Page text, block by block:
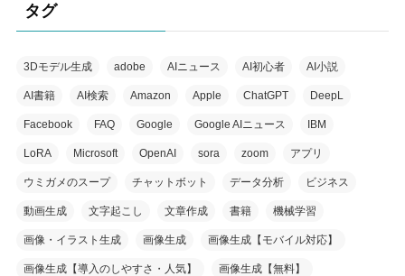
タグ
3Dモデル生成 adobe AIニュース AI初心者 AI小説
AI書籍 AI検索 Amazon Apple ChatGPT DeepL
Facebook FAQ Google Google AIニュース IBM
LoRA Microsoft OpenAI sora zoom アプリ
ウミガメのスープ チャットボット データ分析 ビジネス
動画生成 文字起こし 文章作成 書籍 機械学習
画像・イラスト生成 画像生成 画像生成【モバイル対応】
画像生成【導入のしやすさ・人気】 画像生成【無料】